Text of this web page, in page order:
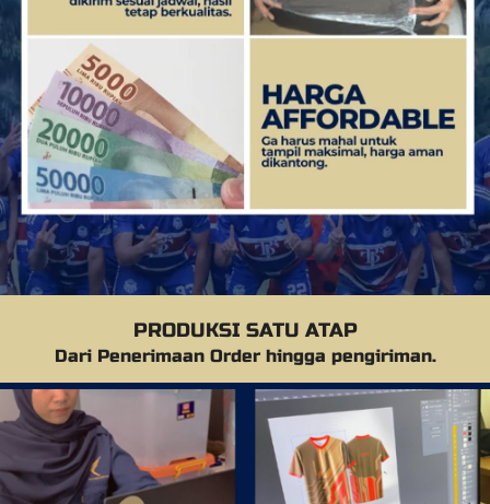
PRODUKSI SATU ATAP
Dari Penerimaan Order hingga pengiriman.